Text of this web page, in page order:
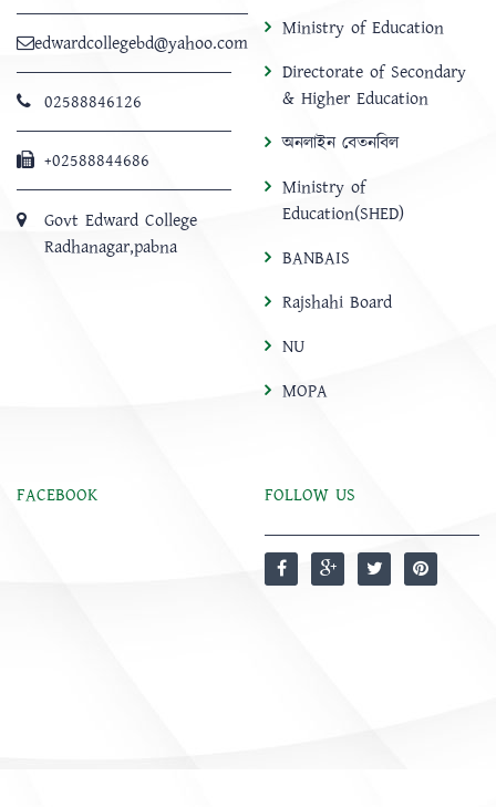
edwardcollegebd@yahoo.com
02588846126
+02588844686
Govt Edward College
Radhanagar,pabna
Ministry of Education
Directorate of Secondary
& Higher Education
অনলাইন বেতনবিল
Ministry of
Education(SHED)
BANBAIS
Rajshahi Board
NU
MOPA
FACEBOOK FOLLOW US